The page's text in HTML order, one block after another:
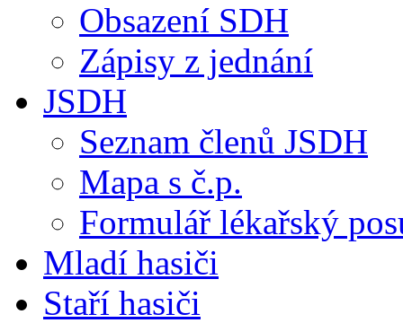
Obsazení SDH
Zápisy z jednání
JSDH
Seznam členů JSDH
Mapa s č.p.
Formulář lékařský
Mladí hasiči
Staří hasiči